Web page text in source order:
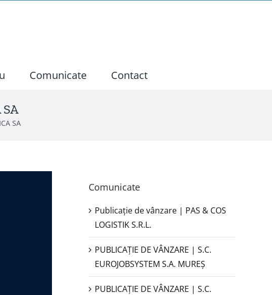
Comunicate Contact
SA
Comunicate
Publicație de vânzare | PAS & COS
LOGISTIK S.R.L.
PUBLICAŢIE DE VÂNZARE | S.C.
EUROJOBSYSTEM S.A. MUREȘ
PUBLICAȚIE DE VÂNZARE | S.C.